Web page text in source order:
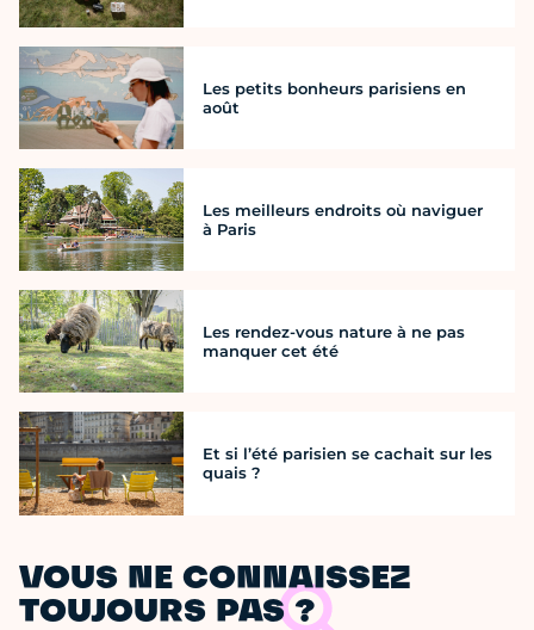
Les petits bonheurs parisiens en
août
Les meilleurs endroits où naviguer
à Paris
Les rendez-vous nature à ne pas
manquer cet été
Et si l’été parisien se cachait sur les
quais ?
VOUS NE CONNAISSEZ
TOUJOURS PAS ?